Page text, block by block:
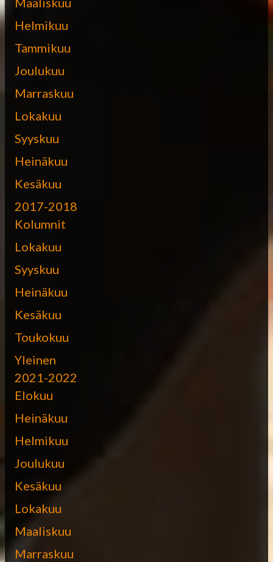
Helmikuu
Tammikuu
Joulukuu
Marraskuu
Lokakuu
Syyskuu
Heinäkuu
Kesäkuu
2017-2018
Kolumnit
Lokakuu
Syyskuu
Heinäkuu
Kesäkuu
Toukokuu
Yleinen
2021-2022
Elokuu
Heinäkuu
Helmikuu
Joulukuu
Kesäkuu
Lokakuu
Maaliskuu
Marraskuu